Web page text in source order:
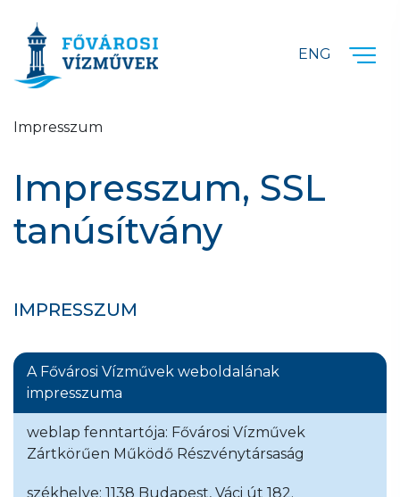
ENG
Impresszum
Impresszum, SSL
tanúsítvány
IMPRESSZUM
A Fővárosi Vízművek weboldalának
impresszuma
weblap fenntartója: Fővárosi Vízművek
Zártkörűen Működő Részvénytársaság
székhelye: 1138 Budapest, Váci út 182.